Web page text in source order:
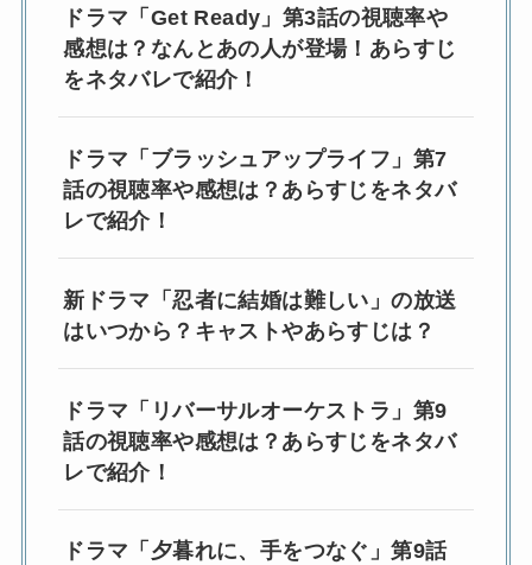
ドラマ「Get Ready」第3話の視聴率や
感想は？なんとあの人が登場！あらすじ
をネタバレで紹介！
ドラマ「ブラッシュアップライフ」第7
話の視聴率や感想は？あらすじをネタバ
レで紹介！
新ドラマ「忍者に結婚は難しい」の放送
はいつから？キャストやあらすじは？
ドラマ「リバーサルオーケストラ」第9
話の視聴率や感想は？あらすじをネタバ
レで紹介！
ドラマ「夕暮れに、手をつなぐ」第9話